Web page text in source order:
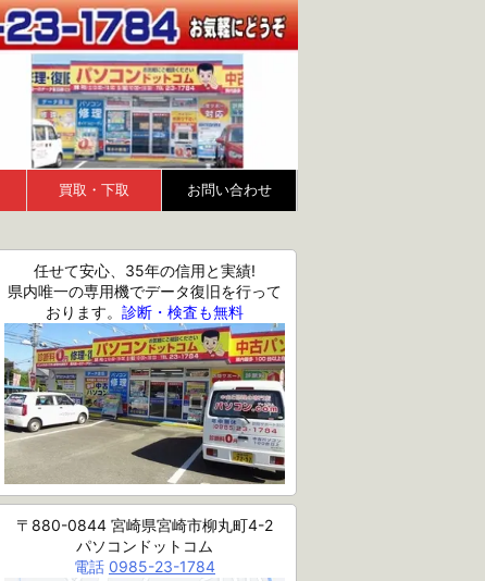
買取・下取 お問い合わせ
任せて安心、35年の信用と実績!
県内唯一の専用機でデータ復旧を行って
おります。 診断・検査も無料
〒880-0844 宮崎県宮崎市柳丸町4-2
パソコンドットコム
電話 0985-23-1784